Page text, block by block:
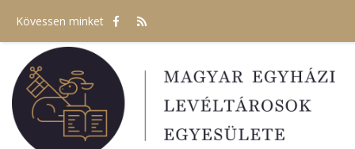
tartalomra
Kövessen minket